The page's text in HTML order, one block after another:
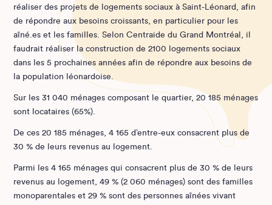
réaliser des projets de logements sociaux à Saint-Léonard, afin
de répondre aux besoins croissants, en particulier pour les
aîné.es et les familles. Selon Centraide du Grand Montréal, il
faudrait réaliser la construction de 2100 logements sociaux
dans les 5 prochaines années afin de répondre aux besoins de
la population léonardoise.
Sur les 31 040 ménages composant le quartier, 20 185 ménages
sont locataires (65%).
De ces 20 185 ménages, 4 165 d’entre-eux consacrent plus de
30 % de leurs revenus au logement.
Parmi les 4 165 ménages qui consacrent plus de 30 % de leurs
revenus au logement, 49 % (2 060 ménages) sont des familles
monoparentales et 29 % sont des personnes aînées vivant